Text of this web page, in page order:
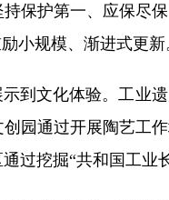
保护第一、应保尽
小规模、渐进式更新
文化体验。工业遗
园通过开展陶艺工
过挖掘“共和国工业